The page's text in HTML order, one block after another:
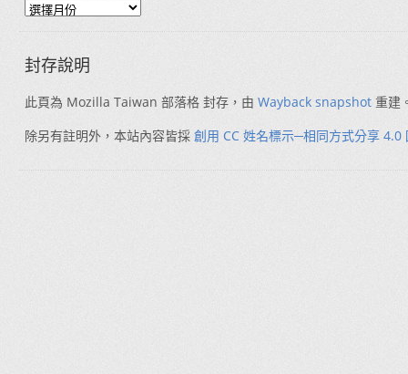
封存說明
此頁為 Mozilla Taiwan 部落格 封存，由 Wayback snapshot 重建
除另有註明外，本站內容皆採 創用 CC 姓名標示─相同方式分享 4.0